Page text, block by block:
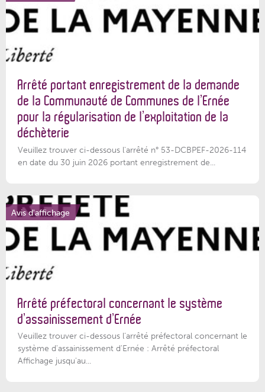
Arrêté portant enregistrement de la demande
de la Communauté de Communes de l’Ernée
pour la régularisation de l’exploitation de la
déchèterie
Veuillez trouver ci-dessous l'arrêté n° 53-DCBPEF-2026-114
en date du 30 juin 2026 portant enregistrement de...
Avis d'affichage
Arrêté préfectoral concernant le système
d’assainissement d’Ernée
Veuillez trouver ci-dessous l’arrêté préfectoral concernant le
système d'assainissement d'Ernée : Arrêté préfectoral
Affichage jusqu'au...